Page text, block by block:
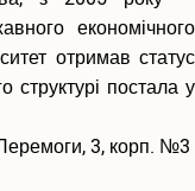
економічного
отримав статус
структурі постала у
3, корп. №3